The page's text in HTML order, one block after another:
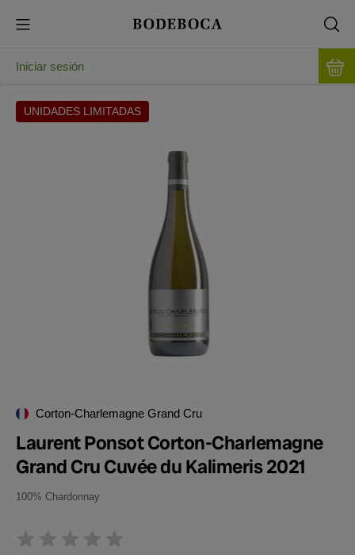
Iniciar sesión
UNIDADES LIMITADAS
Corton-Charlemagne Grand Cru
Laurent Ponsot Corton-Charlemagne
Grand Cru Cuvée du Kalimeris 2021
100% Chardonnay